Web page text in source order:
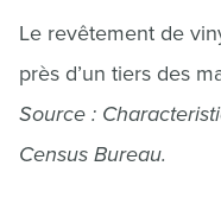
Le revêtement de
près d’un tiers des
Source :
Census Bureau.